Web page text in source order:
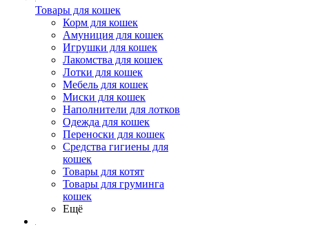
Товары для кошек
Корм для кошек
Амуниция для кошек
Игрушки для кошек
Лакомства для кошек
Лотки для кошек
Мебель для кошек
Миски для кошек
Наполнители для лотков
Одежда для кошек
Переноски для кошек
Средства гигиены для
кошек
Товары для котят
Товары для груминга
кошек
Ещё